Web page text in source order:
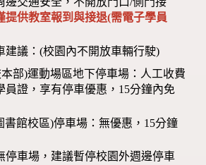
提供教室報到與接退(需電子學員
建議：(校園內不開放車輛行駛)
部)運動場區地下停車場：人工收費
員證，享有停車優惠，15分鐘內免
書館校區)停車場：無優惠，15分鐘
停車場，建議暫停校園外週邊停車